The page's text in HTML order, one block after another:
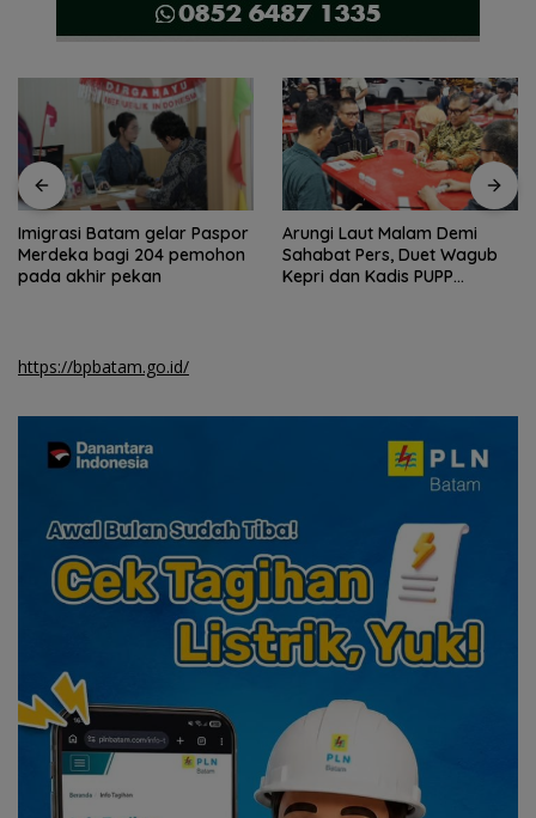
Imigrasi Batam gelar Paspor
Merdeka bagi 204 pemohon
pada akhir pekan
Arungi Laut Malam Demi
Sahabat Pers, Duet Wagub
Kepri dan Kadis PUPP
https://bpbatam.go.id/